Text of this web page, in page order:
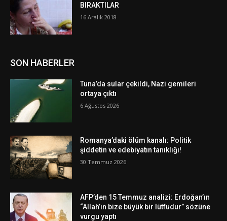
BIRAKTILAR
16 Aralık 2018
SON HABERLER
Tuna’da sular çekildi, Nazi gemileri
ortaya çıktı
6 Ağustos 2026
Romanya’daki ölüm kanalı: Politik
şiddetin ve edebiyatın tanıklığı!
30 Temmuz 2026
AFP’den 15 Temmuz analizi: Erdoğan’ın
“Allah’ın bize büyük bir lütfudur” sözüne
vurgu yaptı